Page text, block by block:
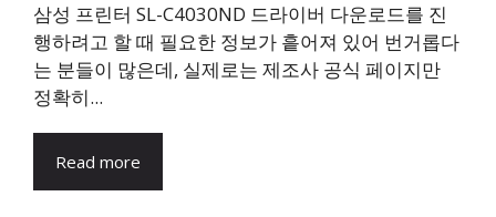
삼성 프린터 SL-C4030ND 드라이버 다운로드를 진
행하려고 할 때 필요한 정보가 흩어져 있어 번거롭다
는 분들이 많은데, 실제로는 제조사 공식 페이지만
정확히...
Read more